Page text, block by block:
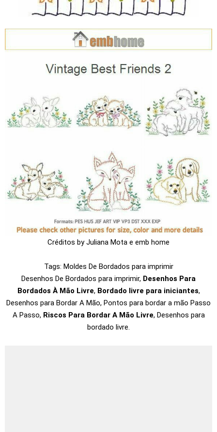
Créditos by Juliana Mota e emb home
Tags: Moldes De Bordados para imprimir
Desenhos De Bordados para imprimir, Desenhos Para
Bordados À Mão Livre, Bordado livre para iniciantes,
Desenhos para Bordar A Mão, Pontos para bordar a mão Passo
A Passo, Riscos Para Bordar A Mão Livre, Desenhos para
bordado livre.